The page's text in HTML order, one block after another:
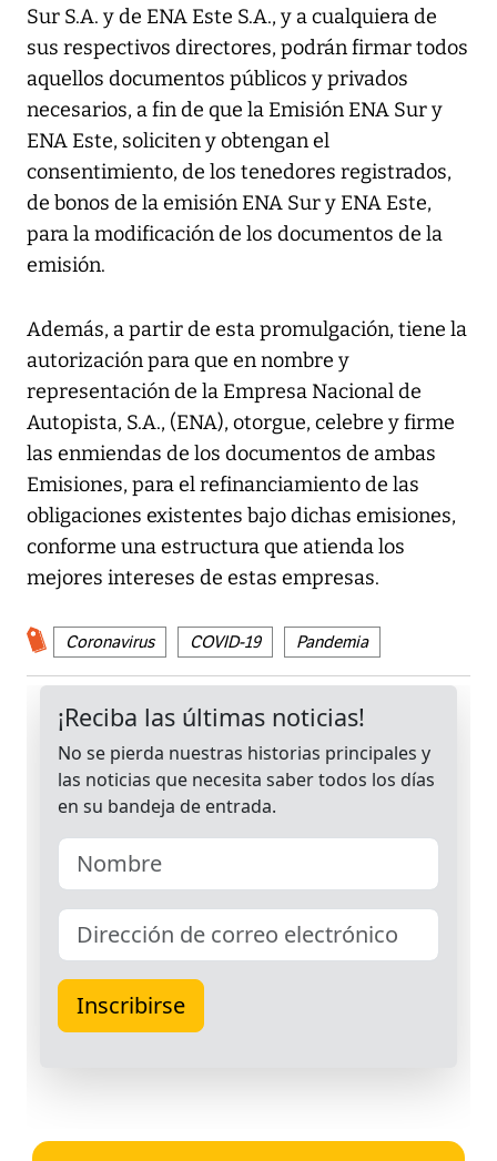
Sur S.A. y de ENA Este S.A., y a cualquiera de
sus respectivos directores, podrán firmar todos
aquellos documentos públicos y privados
necesarios, a fin de que la Emisión ENA Sur y
ENA Este, soliciten y obtengan el
consentimiento, de los tenedores registrados,
de bonos de la emisión ENA Sur y ENA Este,
para la modificación de los documentos de la
emisión.
Además, a partir de esta promulgación, tiene la
autorización para que en nombre y
representación de la Empresa Nacional de
Autopista, S.A., (ENA), otorgue, celebre y firme
las enmiendas de los documentos de ambas
Emisiones, para el refinanciamiento de las
obligaciones existentes bajo dichas emisiones,
conforme una estructura que atienda los
mejores intereses de estas empresas.
Coronavirus COVID-19 Pandemia